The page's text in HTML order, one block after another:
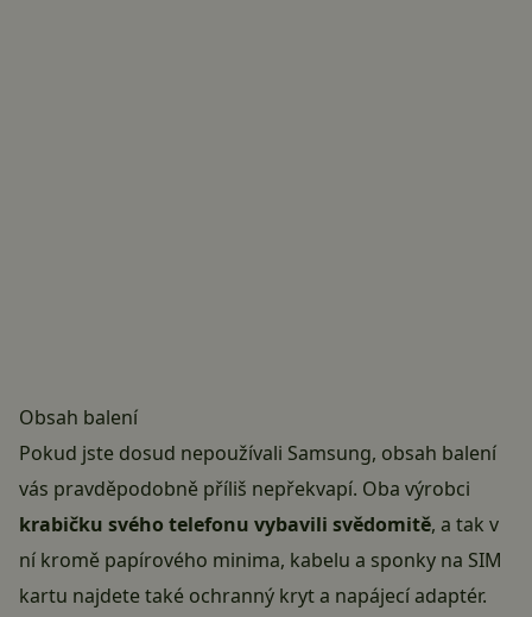
Obsah balení
Pokud jste dosud nepoužívali Samsung, obsah balení
vás pravděpodobně příliš nepřekvapí. Oba výrobci
krabičku svého telefonu vybavili svědomitě, a tak v
ní kromě papírového minima, kabelu a sponky na SIM
kartu najdete také ochranný kryt a napájecí adaptér.